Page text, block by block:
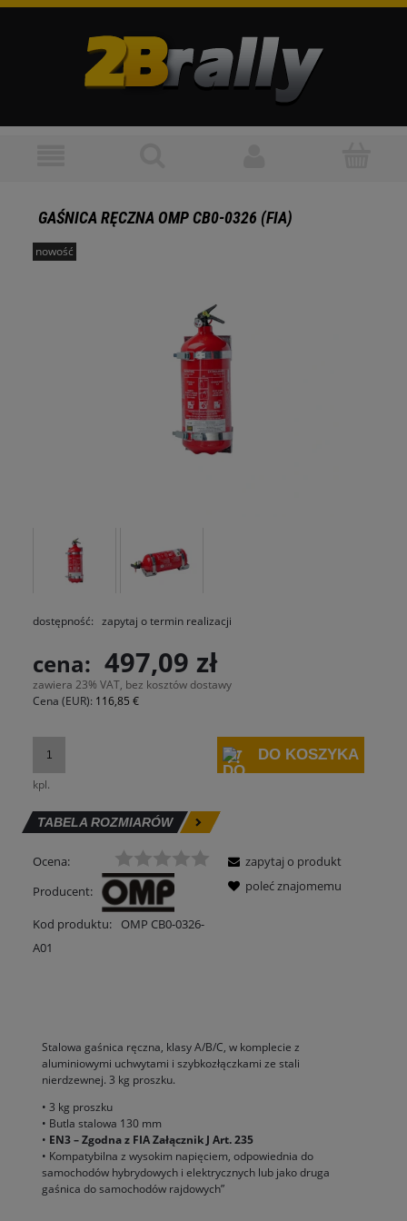
GAŚNICA RĘCZNA OMP CB0-0326 (FIA)
nowość
dostępność: zapytaj o termin realizacji
cena: 497,09 zł
zawiera 23% VAT, bez kosztów dostawy
Cena (EUR): 116,85 €
kpl.
DO KOSZYKA
TABELA ROZMIARÓW
Ocena:
Producent:
Kod produktu:
OMP CB0-0326-
A01
zapytaj o produkt
poleć znajomemu
Stalowa gaśnica ręczna, klasy A/B/C, w komplecie z
aluminiowymi uchwytami i szybkozłączkami ze stali
nierdzewnej. 3 kg proszku.
• 3 kg proszku
• Butla stalowa 130 mm
• EN3 – Zgodna z FIA Załącznik J Art. 235
• Kompatybilna z wysokim napięciem, odpowiednia do
samochodów hybrydowych i elektrycznych lub jako druga
gaśnica do samochodów rajdowych”